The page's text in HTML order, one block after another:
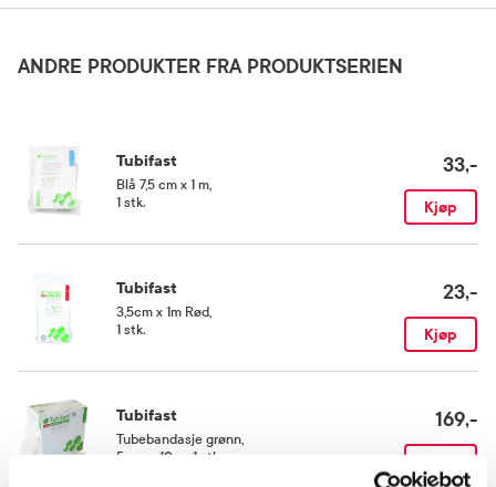
Rom (15-25 grader)
Medisinsk utstyr
ANDRE PRODUKTER FRA PRODUKTSERIEN
Tubifast
Blå 7,5 cm x 1 m
1 stk.
33,-
Kjøp
Tubifast
3,5cm x 1m Rød
1 stk.
23,-
Kjøp
Tubifast
Tubebandasje grønn
5 cm x 10 m, 1 stk.
169,-